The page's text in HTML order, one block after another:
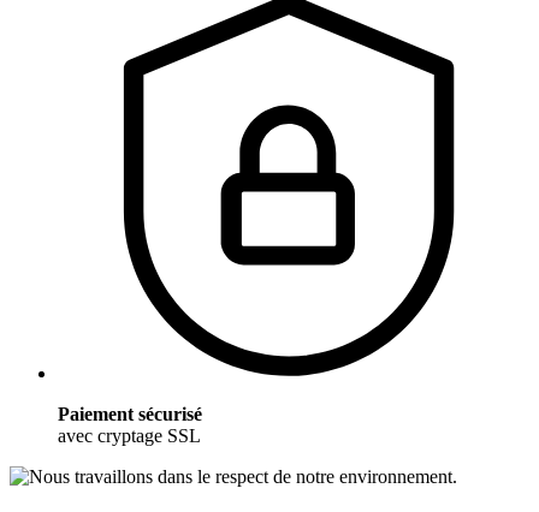
Paiement sécurisé
avec cryptage SSL